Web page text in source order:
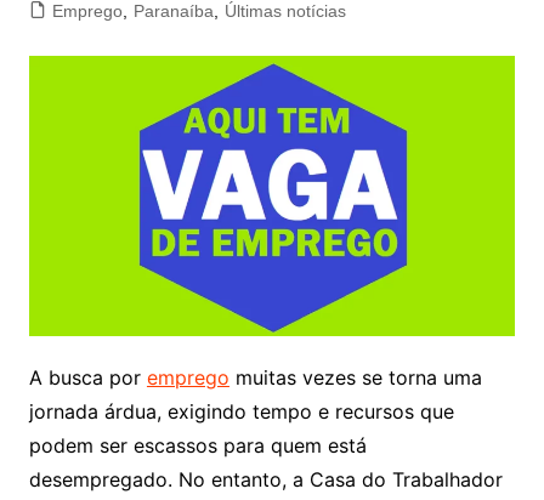
Emprego, Paranaíba Últimas notícias
A busca por emprego muitas vezes se torna uma
jornada árdua, exigindo tempo e recursos que
podem ser escassos para quem está
desempregado. No entanto, a Casa do Trabalhador